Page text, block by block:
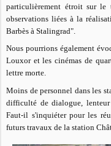
particulièrement étroit sur
observations liées à la
Barbès à Stalingrad".
Nous pourrions également
Louxor et les cinémas de
lettre morte.
Moins de personnel dans les
difficulté de dialogue, lenteur
Faut-il s'inquiéter pour les
futurs travaux de la station